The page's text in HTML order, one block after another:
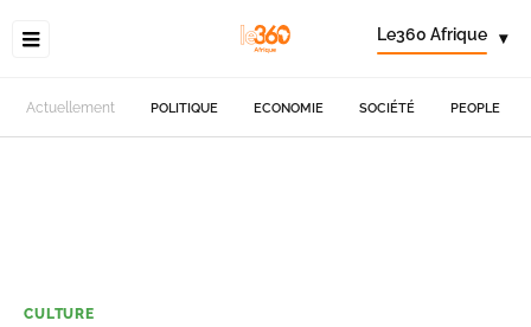
Le360 Afrique ▾
Actuellement POLITIQUE ECONOMIE SOCIÉTÉ PEOPLE
CULTURE